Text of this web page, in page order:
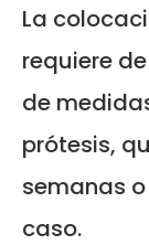
La
requiere
de
prótesis,
semanas
caso.